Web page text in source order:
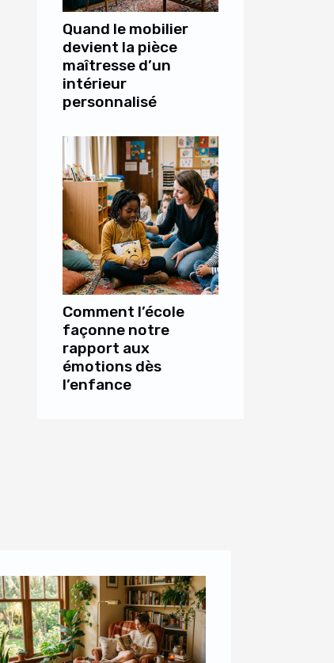
Quand le mobilier
devient la pièce
maîtresse d’un
intérieur
personnalisé
Comment l’école
façonne notre
rapport aux
émotions dès
l’enfance